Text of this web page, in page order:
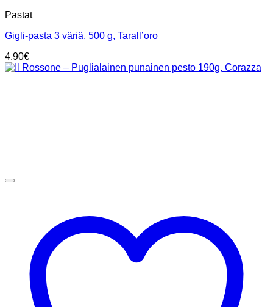
Pastat
Gigli-pasta 3 väriä, 500 g, Tarall’oro
4.90€